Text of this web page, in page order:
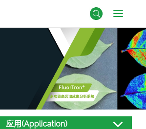
应用(Application)